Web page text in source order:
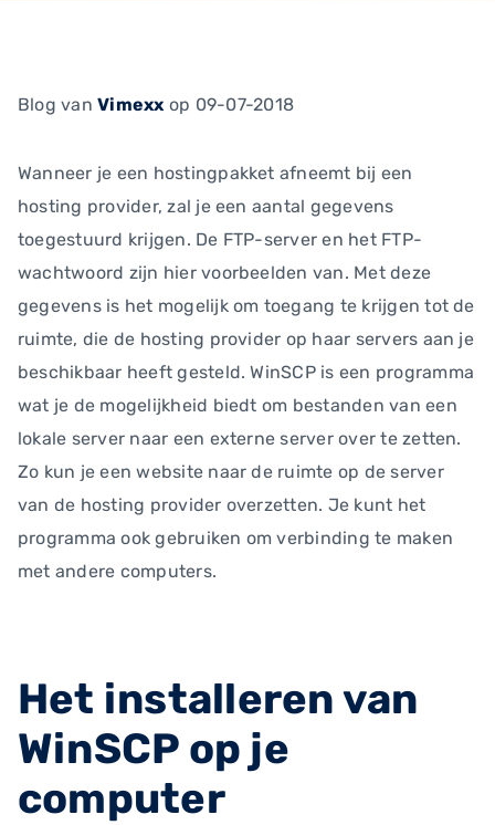
Blog vanVimexx op 09-07-2018
Wanneer je een hostingpakket afneemt bij een
hosting provider, zal je een aantal gegevens
toegestuurd krijgen. De FTP-server en het FTP-
wachtwoord zijn hier voorbeelden van. Met deze
gegevens is het mogelijk om toegang te krijgen tot de
ruimte, die de hosting provider op haar servers aan je
beschikbaar heeft gesteld. WinSCP is een programma
wat je de mogelijkheid biedt om bestanden van een
lokale server naar een externe server over te zetten.
Zo kun je een website naar de ruimte op de server
van de hosting provider overzetten. Je kunt het
programma ook gebruiken om verbinding te maken
met andere computers.
Het installeren van
WinSCP op je
computer